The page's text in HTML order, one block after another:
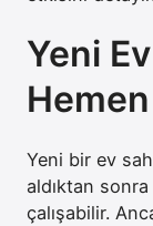
Yeni
Yeni bir ev
aldıktan
çalışabilir.